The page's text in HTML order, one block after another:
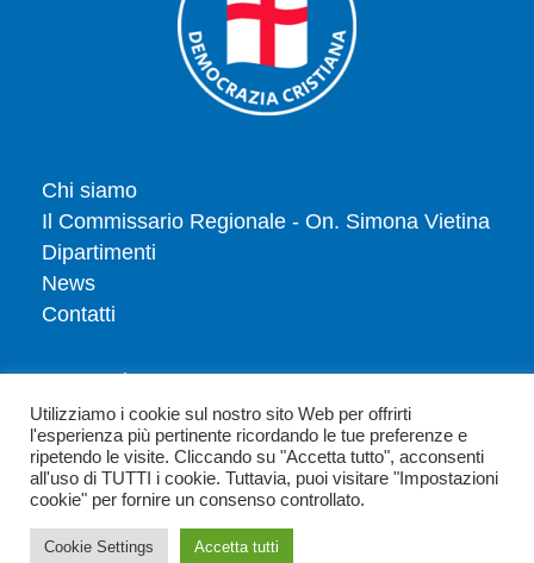
Chi siamo
Il Commissario Regionale - On. Simona Vietina
Dipartimenti
News
Contatti
Tesserati
Dona
Privacy policy
Politica dei cookie
Utilizziamo i cookie sul nostro sito Web per offrirti
l'esperienza più pertinente ricordando le tue preferenze e
ripetendo le visite. Cliccando su "Accetta tutto", acconsenti
all'uso di TUTTI i cookie. Tuttavia, puoi visitare "Impostazioni
cookie" per fornire un consenso controllato.
Cookie Settings Accetta tutti